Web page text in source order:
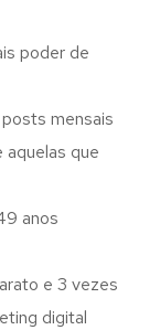
poder de
mensais
que
anos
e 3 vezes
digital